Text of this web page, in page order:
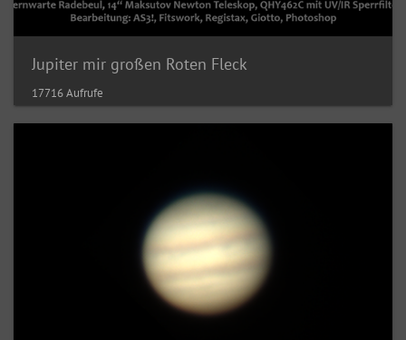
Jupiter mir großen Roten Fleck
17716 Aufrufe